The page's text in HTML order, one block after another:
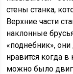
стены станка,
Верхние части
наклонные
«поднебник»,
нравится когда в
можно было